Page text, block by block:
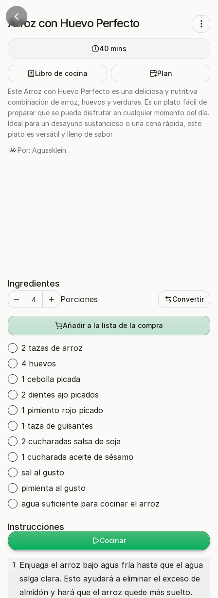
Arroz con Huevo Perfecto
40 mins
Libro de cocina Plan
Este Arroz con Huevo Perfecto es una deliciosa y nutritiva
combinación de arroz, huevos y verduras. Es un plato fácil de
preparar que se puede disfrutar en cualquier momento del día.
Ideal para un desayuno sustancioso o una cena rápida, este
plato es versátil y lleno de sabor.
AG Por: Agussklein
Ingredientes
Porciones Convertir
Añadir a la lista de la compra
2 tazas de arroz
4 huevos
1 cebolla picada
2 dientes ajo picados
1 pimiento rojo picado
1 taza de guisantes
2 cucharadas salsa de soja
1 cucharada aceite de sésamo
sal al gusto
pimienta al gusto
agua suficiente para cocinar el arroz
Instrucciones
Cocinar
1 Enjuaga el arroz bajo agua fría hasta que el agua
salga clara. Esto ayudará a eliminar el exceso de
almidón y hará que el arroz quede más suelto.